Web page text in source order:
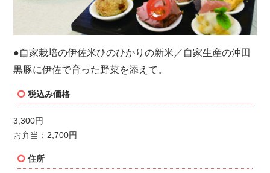
●自家栽培の伊佐米ひのひかりの新米／自家生産の沖田
黒豚に伊佐で育った野菜を添えて。
税込み価格
3,300円
お弁当：2,700円
住所